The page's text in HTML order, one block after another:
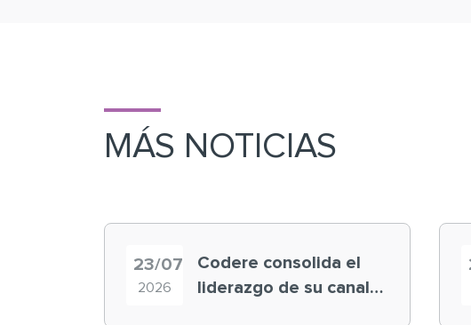
MÁS NOTICIAS
23/07
2026
Codere consolida el
liderazgo de su canal